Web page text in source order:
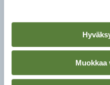
Muokkaa
pois ja pötkön voi
Rasvapalan voi lyödä
sen voi paloitella.
Huomioitava:
myös itse. Rasvan